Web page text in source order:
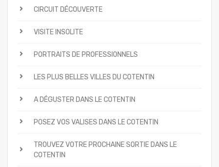
CIRCUIT DÉCOUVERTE
VISITE INSOLITE
PORTRAITS DE PROFESSIONNELS
LES PLUS BELLES VILLES DU COTENTIN
A DÉGUSTER DANS LE COTENTIN
POSEZ VOS VALISES DANS LE COTENTIN
TROUVEZ VOTRE PROCHAINE SORTIE DANS LE
COTENTIN